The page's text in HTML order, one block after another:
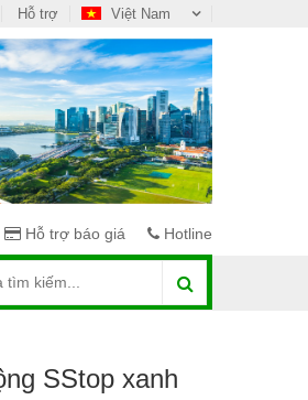
Việt Nam
Hỗ trợ
Hỗ trợ báo giá Hotline
SStop xanh